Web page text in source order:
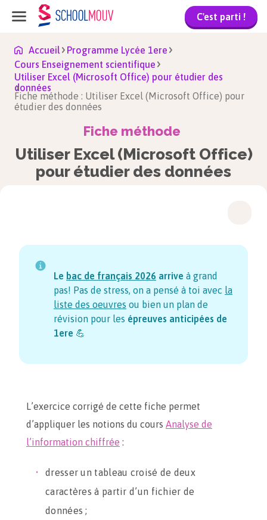
C'est parti !
Accueil
Programme Lycée 1ere
Cours Enseignement scientifique
Utiliser Excel (Microsoft Office) pour étudier des
données
Fiche méthode : Utiliser Excel (Microsoft Office) pour
étudier des données
Fiche méthode
Utiliser Excel (Microsoft Office)
pour étudier des données
Le bac de français 2026 arrive à grand
pas! Pas de stress, on a pensé à toi avec la
liste des oeuvres ou bien un plan de
révision pour les épreuves anticipées de
1ere 💪
L’exercice corrigé de cette fiche permet
d’appliquer les notions du cours Analyse de
l’information chiffrée :
dresser un tableau croisé de deux
caractères à partir d’un fichier de
données ;